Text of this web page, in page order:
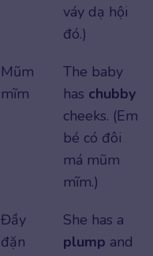
váy dạ hội
đó.)
Mũm
mĩm
The baby
has chubby
cheeks. (Em
bé có đôi
má mũm
mĩm.)
Đầy
đặn
She has a
plump and